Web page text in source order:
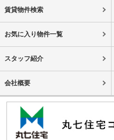
賃貸物件検索
お気に入り物件一覧
スタッフ紹介
会社概要